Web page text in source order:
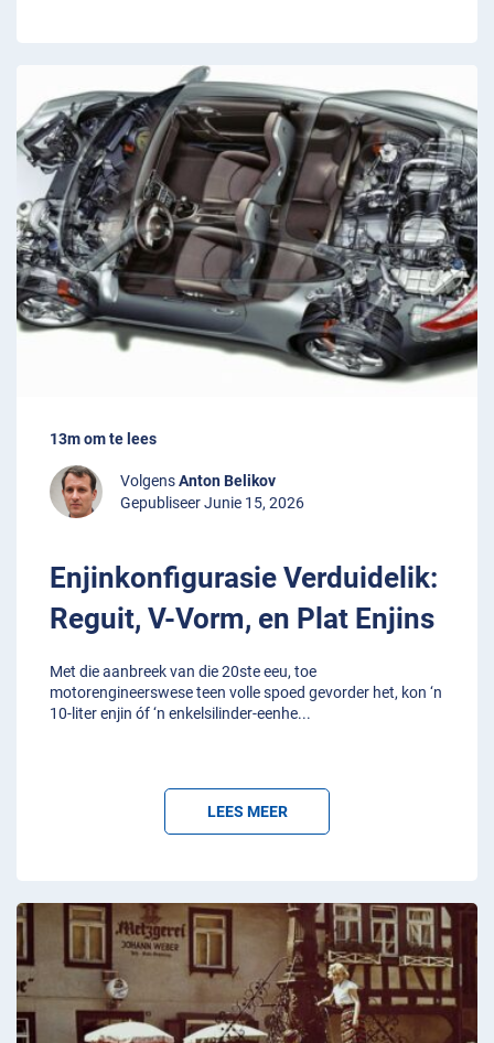
13m om te lees
VolgensAnton Belikov
Gepubliseer Junie 15, 2026
Enjinkonfigurasie Verduidelik:
Reguit, V-Vorm, en Plat Enjins
Met die aanbreek van die 20ste eeu, toe
motorengineerswese teen volle spoed gevorder het, kon ‘n
10-liter enjin óf ‘n enkelsilinder-eenhe...
LEES MEER